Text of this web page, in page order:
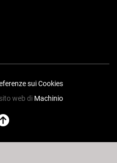
sui Cookies
web di Machinio